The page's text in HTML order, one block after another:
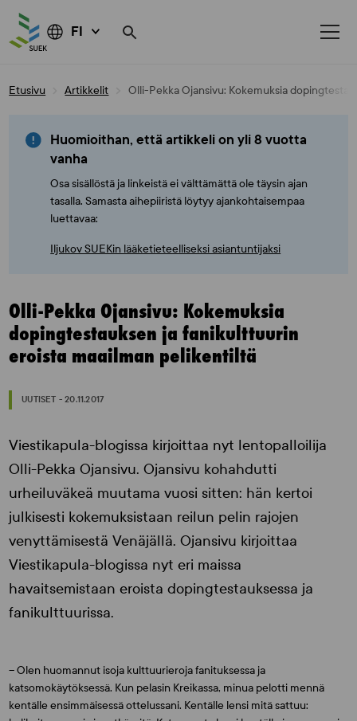
FI
Etusivu Artikkelit Olli-Pekka Ojansivu: Kokemuksia
Huomioithan, että artikkeli on yli 8 vuotta
vanha
Osa sisällöstä ja linkeistä ei välttämättä ole täysin ajan
tasalla. Samasta aihepiiristä löytyy ajankohtaisempaa
luettavaa:
Iljukov SUEKin lääketieteelliseksi asiantuntijaksi
Olli-Pekka Ojansivu: Kokemuksia
dopingtestauksen ja fanikulttuurin
eroista maailman pelikentiltä
UUTISET - 20.11.2017
Viestikapula-blogissa kirjoittaa nyt lentopalloilija
Olli-Pekka Ojansivu. Ojansivu kohahdutti
urheiluväkeä muutama vuosi sitten: hän kertoi
julkisesti kokemuksistaan reilun pelin rajojen
venyttämisestä Venäjällä. Ojansivu kirjoittaa
Viestikapula-blogissa nyt eri maissa
havaitsemistaan eroista dopingtestauksessa ja
fanikulttuurissa.
– Olen huomannut isoja kulttuurieroja fanituksessa ja
katsomokäytöksessä. Kun pelasin Kreikassa, minua pelotti mennä
kentälle ensimmäisessä ottelussani. Kentälle lensi mitä sattuu: